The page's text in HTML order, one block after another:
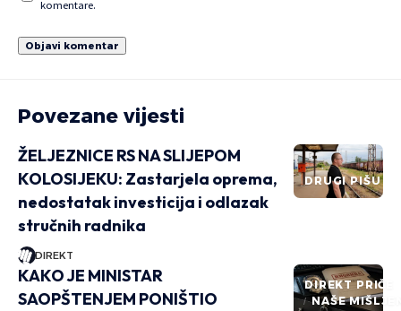
komentare.
Povezane vijesti
DRUGI PIŠU
ŽELJEZNICE RS NA SLIJEPOM
KOLOSIJEKU: Zastarjela oprema,
nedostatak investicija i odlazak
stručnih radnika
DIREKT
DIREKT PRIČE
NAŠE
KAKO JE MINISTAR
SAOPŠTENJEM PONIŠTIO